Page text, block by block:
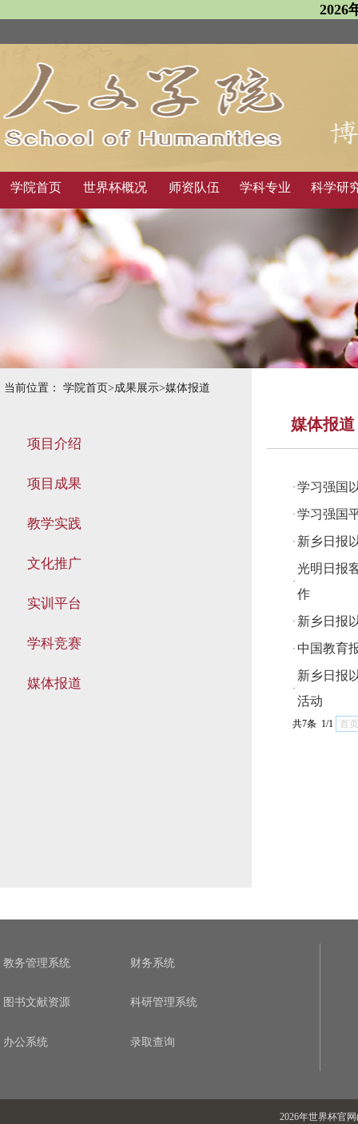
2026
学院首页 世界杯概况 师资队伍 学科专业 科学研
当前位置： 学院首页>成果展示>媒体报道
项目介绍
项目成果
教学实践
文化推广
实训平台
学科竞赛
媒体报道
媒体报道
· 学习强国
· 学习强国
· 新乡日报
·
光明日报
作
· 新乡日报
· 中国教育
·
新乡日报
活动
共7条 1/1 首页
教务管理系统 财务系统
图书文献资源 科研管理系统
办公系统 录取查询
2026年世界杯官